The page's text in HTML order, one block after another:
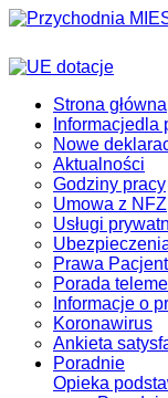
Strona główna
Informacjedla
Nowe
Aktualności
Godziny pracy
Umowa z NFZ
Usługi
Prawa
Porada
Informacje o
Koronawirus
Ankieta
Poradnie
Opieka